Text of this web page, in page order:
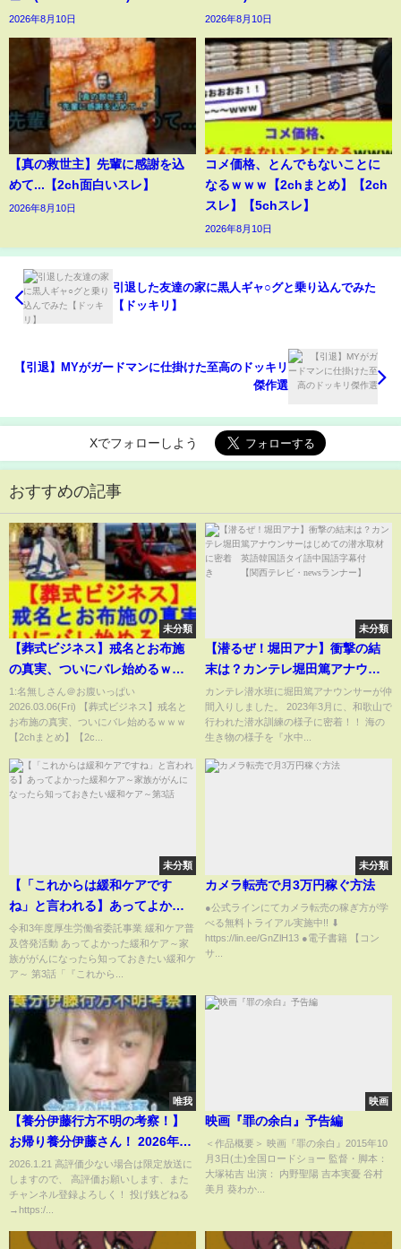
2026年8月10日 2026年8月10日
【真の救世主】先輩に感謝を込
めて...【2ch面白いスレ】
2026年8月10日
コメ価格、とんでもないことに
なるｗｗｗ【2chまとめ】【2ch
スレ】【5chスレ】
2026年8月10日
引退した友達の家に黒人ギャ○グと乗り込んでみた
【ドッキリ】
【引退】MYがガードマンに仕掛けた至高のドッキリ
傑作選
Xでフォローしよう
おすすめの記事
未分類
【葬式ビジネス】戒名とお布施
の真実、ついにバレ始めるｗｗ
ｗ【2chまとめ】【2chスレ】
【5chスレ】【ゆっくり】
1:名無しさん＠お腹いっぱい
2026.03.06(Fri) 【葬式ビジネス】戒名と
お布施の真実、ついにバレ始めるｗｗｗ
【2chまとめ】【2c...
未分類
【潜るぜ！堀田アナ】衝撃の結
末は？カンテレ堀田篤アナウン
サーはじめての潜水取材に密
着 英語韓国語タイ語中国語字
幕付き 【関西テレビ・
カンテレ潜水班に堀田篤アナウンサーが仲
間入りしました。 2023年3月に、和歌山で
行われた潜水訓練の様子に密着！！ 海の
生き物の様子を『水中...
未分類
【「これからは緩和ケアです
ね」と言われる】あってよかっ
た緩和ケア～家族ががんになっ
たら知っておきたい緩和ケア～
第3話
令和3年度厚生労働省委託事業 緩和ケア普
及啓発活動 あってよかった緩和ケア～家
族ががんになったら知っておきたい緩和ケ
ア～ 第3話「『これから...
未分類
カメラ転売で月3万円稼ぐ方法
●公式ラインにてカメラ転売の稼ぎ方が学
べる無料トライアル実施中!! ⬇︎
https://lin.ee/GnZlH13 ●電子書籍 【コン
サ...
唯我
【養分伊藤行方不明の考察！】
お帰り養分伊藤さん！ 2026年01
月21日
2026.1.21 高評価少ない場合は限定放送に
しますので、 高評価お願いします、また
チャンネル登録よろしく！ 投げ銭どねる
→https:/...
映画
映画『罪の余白』予告編
＜作品概要＞ 映画『罪の余白』2015年10
月3日(土)全国ロードショー 監督・脚本：
大塚祐吉 出演： 内野聖陽 吉本実憂 谷村
美月 葵わか...